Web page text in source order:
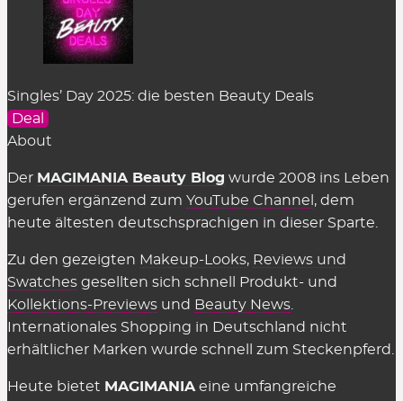
Singles’ Day 2025: die besten Beauty Deals
Deal
About
Der MAGIMANIA Beauty Blog wurde 2008 ins Leben
gerufen ergänzend zum YouTube Channel , dem
heute ältesten deutschsprachigen in dieser Sparte.
Zu den gezeigten Makeup-Looks, Reviews und
Swatches gesellten sich schnell Produkt- und
Kollektions-Previews und Beauty News
Internationales Shopping in Deutschland nicht
erhältlicher Marken wurde schnell zum Steckenpferd.
Heute bietet MAGIMANIA eine umfangreiche